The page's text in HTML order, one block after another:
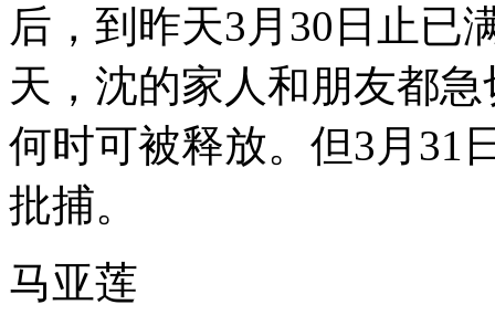
后，到昨天3月30日止已
天，沈的家人和朋友都
何时可被释放。但3月31
批捕。
马亚莲